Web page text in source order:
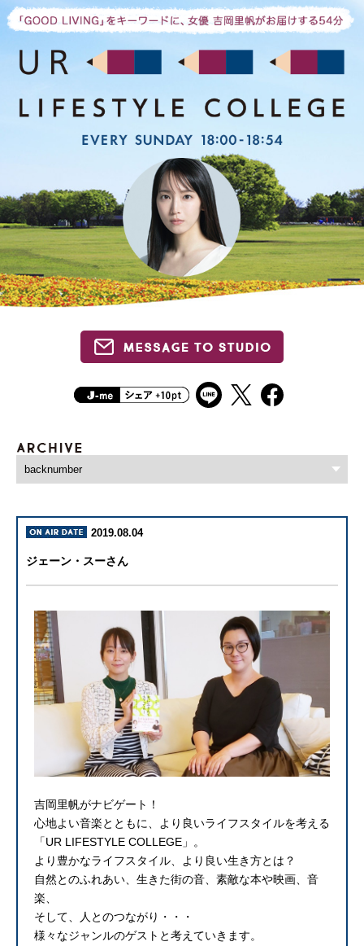
2019.08.04
ジェーン・スーさん
吉岡里帆がナビゲート！
心地よい音楽とともに、より良いライフスタイルを考える
「UR LIFESTYLE COLLEGE」。
より豊かなライフスタイル、より良い生き方とは？
自然とのふれあい、生きた街の音、素敵な本や映画、音
楽、
そして、人とのつながり・・・
様々なジャンルのゲストと考えていきます。